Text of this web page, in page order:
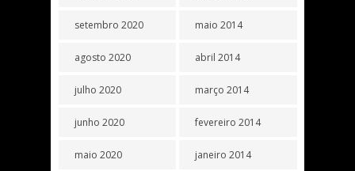
setembro 2020
agosto 2020
julho 2020
junho 2020
maio 2020
maio 2014
abril 2014
março 2014
fevereiro 2014
janeiro 2014